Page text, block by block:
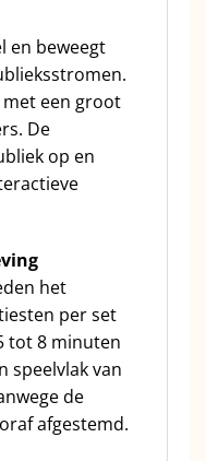
en beweegt
een groot
De
op en
het
per set
tot 8 minuten
speelvlak van
de
afgestemd.